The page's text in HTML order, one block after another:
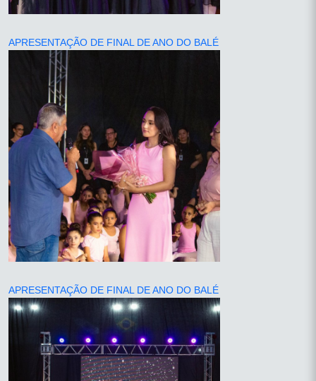
APRESENTAÇÃO DE FINAL DE ANO DO BALÉ
APRESENTAÇÃO DE FINAL DE ANO DO BALÉ